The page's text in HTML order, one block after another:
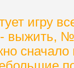
игру
сначало